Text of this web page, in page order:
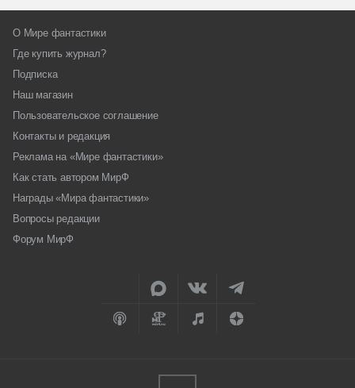
О Мире фантастики
Где купить журнал?
Подписка
Наш магазин
Пользовательское соглашение
Контакты и редакция
Реклама на «Мире фантастики»
Как стать автором МирФ
Награды «Мира фантастики»
Вопросы редакции
Форум МирФ